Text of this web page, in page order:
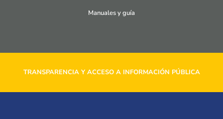
Manuales y guía
TRANSPARENCIA Y ACCESO A INFORMACIÓN PÚBLICA